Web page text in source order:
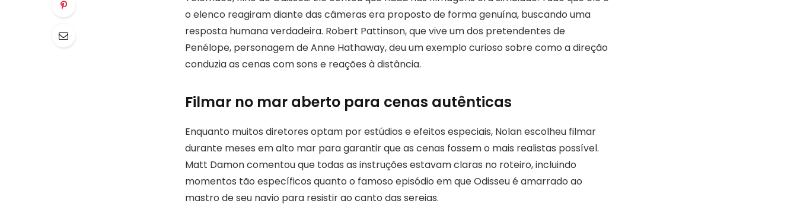
o elenco reagiram diante das câmeras era proposto de forma genuína, buscando uma
resposta humana verdadeira. Robert Pattinson, que vive um dos pretendentes de
Penélope, personagem de Anne Hathaway, deu um exemplo curioso sobre como a direção
conduzia as cenas com sons e reações à distância.
Filmar no mar aberto para cenas autênticas
Enquanto muitos diretores optam por estúdios e efeitos especiais, Nolan escolheu filmar
durante meses em alto mar para garantir que as cenas fossem o mais realistas possível.
Matt Damon comentou que todas as instruções estavam claras no roteiro, incluindo
momentos tão específicos quanto o famoso episódio em que Odisseu é amarrado ao
mastro de seu navio para resistir ao canto das sereias.